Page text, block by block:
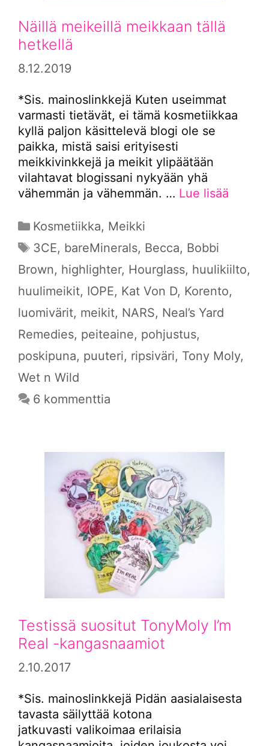
Näillä meikeillä meikkaan tällä
hetkellä
8.12.2019
*Sis. mainoslinkkejä Kuten useimmat
varmasti tietävät, ei tämä kosmetiikkaa
kyllä paljon käsittelevä blogi ole se
paikka, mistä saisi erityisesti
meikkivinkkejä ja meikit ylipäätään
vilahtavat blogissani nykyään yhä
vähemmän ja vähemmän. … Lue lisää
Kategoriat
Kosmetiikka, Meikki
Avainsanat
3CE, bareMinerals, Becca, Bobbi
Brown, highlighter, Hourglass, huulikiilto,
huulimeikit, IOPE, Kat Von D, Korento,
luomivärit, meikit, NARS, Neal’s Yard
Remedies, peiteaine, pohjustus,
poskipuna, puuteri, ripsiväri, Tony Moly,
Wet n Wild
6 kommenttia
Testissä suositut TonyMoly I’m
Real -kangasnaamiot
2.10.2017
*Sis. mainoslinkkejä Pidän aasialaisesta
tavasta säilyttää kotona
jatkuvasti valikoimaa erilaisia